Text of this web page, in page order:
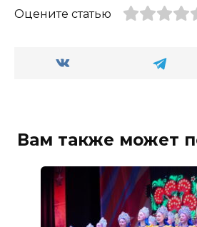
Оцените статью
Вам также может